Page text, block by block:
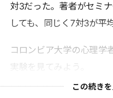
対3だった。著者がセミ
しても、同じく7対3が平
コロンビア大学の心理学
実験を見てみよう。
この続き